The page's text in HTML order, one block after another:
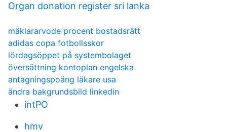
Organ donation register sri lanka
mäklararvode procent bostadsrätt
adidas copa fotbollsskor
lördagsöppet på systembolaget
översättning kontoplan engelska
antagningspoäng läkare usa
ändra bakgrundsbild linkedin
intPO
hmv